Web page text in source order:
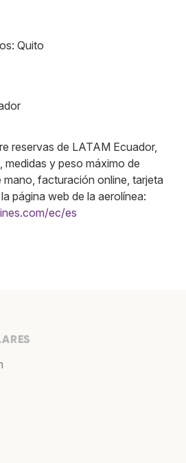
Quito
reservas de LATAM Ecuador,
y peso máximo de
mano, facturación online, tarjeta
página web de la aerolínea:
ec/es